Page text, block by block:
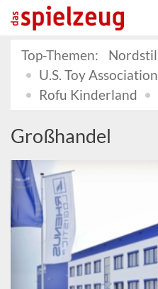
Top-Themen:
Nordstil
U.S. Toy Association
Rofu Kinderland
Großhandel